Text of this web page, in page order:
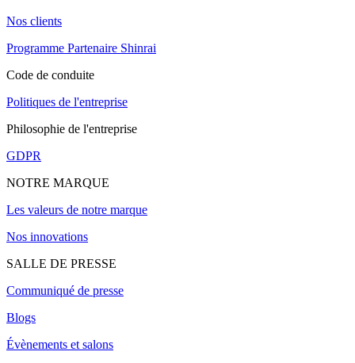
Nos clients
Programme Partenaire Shinrai
Code de conduite
Politiques de l'entreprise
Philosophie de l'entreprise
GDPR
NOTRE MARQUE
Les valeurs de notre marque
Nos innovations
SALLE DE PRESSE
Communiqué de presse
Blogs
Évènements et salons